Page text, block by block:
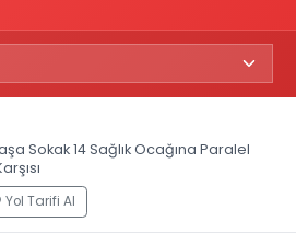
Sokak 14 Sağlık Ocağına Paralel
Yol Tarifi Al